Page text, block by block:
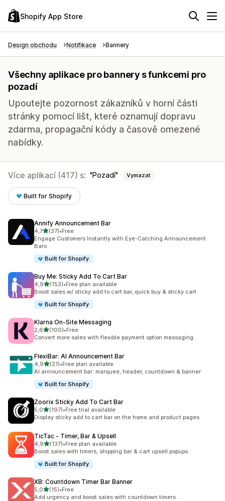
Shopify App Store
Design obchodu Notifikace Bannery
Všechny aplikace pro bannery s funkcemi pro
pozadí
Upoutejte pozornost zákazníků v horní části
stránky pomocí lišt, které oznamují dopravu
zdarma, propagační kódy a časově omezené
nabídky.
Více aplikací (417) s: Pozadí Vymazat
Built for Shopify
Annify Announcement Bar
4,7z 5 hvězd
(37)
Celkový počet recenzí: 37
•Free
Engage Customers Instantly with Eye-Catching Announcement
Bars
Built for Shopify
Buy Me: Sticky Add To Cart Bar
4,9z 5 hvězd
(153)
Celkový počet recenzí: 153
•Free plan available
Boost sales w/ sticky add to cart bar, quick buy & sticky cart
Built for Shopify
Klarna On‑Site Messaging
2,6z 5 hvězd
(100)
Celkový počet recenzí: 100
•Free
Convert more sales with flexible payment option messaging.
FlexiBar: AI Announcement Bar
4,9z 5 hvězd
(21)
Celkový počet recenzí: 21
•Free plan available
AI announcement bar: marquee, header, countdown & banner
Built for Shopify
Zoorix Sticky Add To Cart Bar
5,0z 5 hvězd
(197)
Celkový počet recenzí: 197
•Free trial available
Display sticky add to cart bar on the home and product pages
TicTac ‑ Timer, Bar & Upsell
4,9z 5 hvězd
(137)
Celkový počet recenzí: 137
•Free plan available
Boost sales with timers, shipping bar & cart upsell popups.
Built for Shopify
XB: Countdown Timer Bar Banner
5,0z 5 hvězd
(15)
Celkový počet recenzí: 15
•Free
Add urgency and boost sales with countdown timers.